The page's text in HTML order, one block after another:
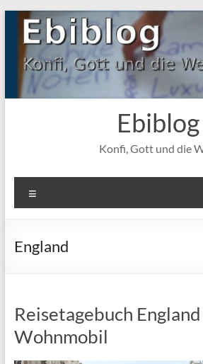
Zum
Inhalt
springen
Ebiblog
Konfi, Gott und die
England
Reisetagebuch
Wohnmobil